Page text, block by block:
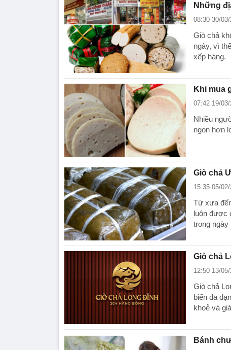
Những
08:30 30/
Giò chả
ngày, vì
xếp hàng.
Khi mua
07:42 19/
Nhiều
ngon hơn
Giò chả
15:35 05/
Từ xưa
luôn được
trong ngày
Giò chả
12:50 13/
Giò chả
biến đa
khoẻ và
Bánh